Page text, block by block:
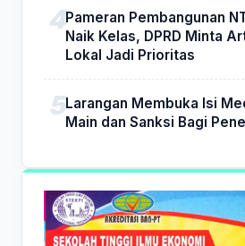
Pameran Pembangunan
Naik Kelas, DPRD Minta
Lokal Jadi Prioritas
Larangan Membuka Isi
Main dan Sanksi Bagi